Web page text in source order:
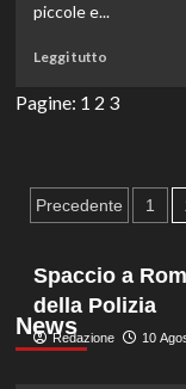
per
e
piccole e...
Leggi tuttoLeggi
più
dimensioni,
sintomi,
e
opzioni
Pagine: 1 2 3
articoli
Precedente 1
News
Spaccio a
della Polizia
Redazione 10